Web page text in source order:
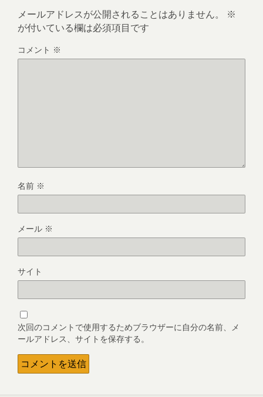
メールアドレスが公開されることはありません。
※
が付いている欄は必須項目です
コメント ※
名前 ※
メール ※
サイト
次回のコメントで使用するためブラウザーに自分の名前、メ
ールアドレス、サイトを保存する。